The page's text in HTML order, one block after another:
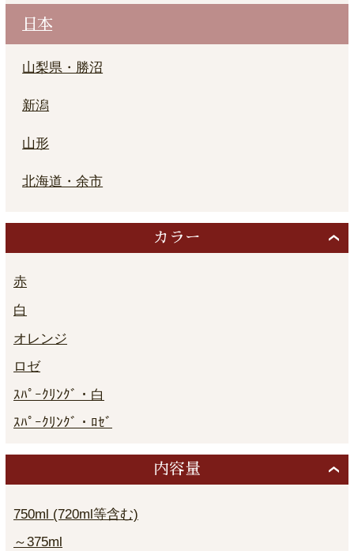
日本
山梨県・勝沼
新潟
山形
北海道・余市
カラー
赤
白
オレンジ
ロゼ
ｽﾊﾟｰｸﾘﾝｸﾞ・白
ｽﾊﾟｰｸﾘﾝｸﾞ・ﾛｾﾞ
内容量
750ml (720ml等含む)
～375ml